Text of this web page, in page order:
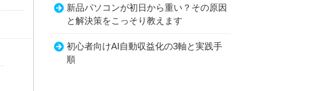
新品パソコンが初日から重い？その原因
と解決策をこっそり教えます
初心者向けAI自動収益化の3軸と実践手
順